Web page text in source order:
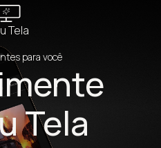
Tela
para você
Tela